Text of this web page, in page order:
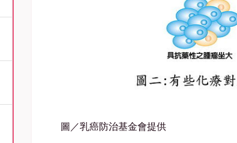
圖／乳癌防治基金會提供